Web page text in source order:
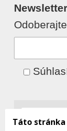
Newsletter
Táto stránka